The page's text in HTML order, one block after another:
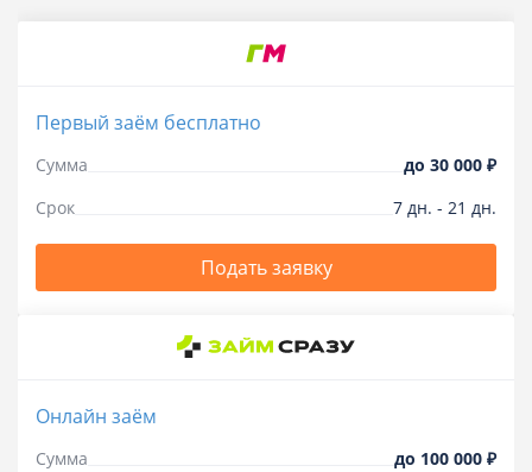
Первый заём бесплатно
Сумма до 30 000 ₽
Срок
7 дн. - 21 дн.
Подать заявку
Онлайн заём
Сумма до 100 000 ₽